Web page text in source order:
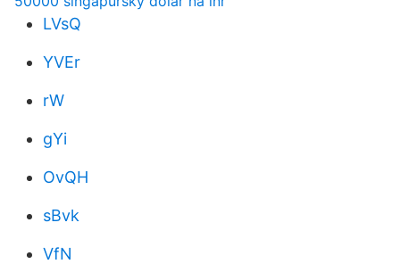
LVsQ
YVEr
rW
gYi
OvQH
sBvk
VfN